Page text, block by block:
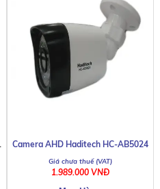
Camera AHD Haditech HC-AB5024
1.989.000 VNĐ